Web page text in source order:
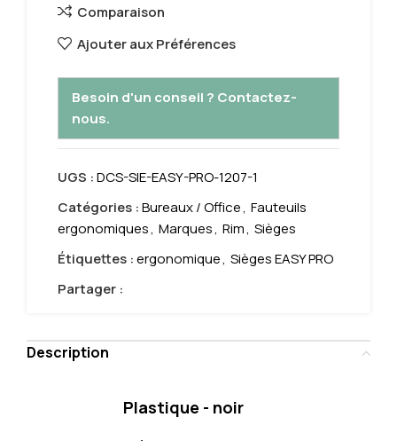
Comparaison
Ajouter aux Préférences
Besoin d'un conseil ? Contactez-
nous.
UGS :DCS-SIE-EASY-PRO-1207-1
Catégories :Bureaux / Office, Fauteuils
ergonomiques, Marques, Rim, Sièges
Étiquettes :ergonomique, Sièges EASY PRO
Partager :
Description
Plastique - noir